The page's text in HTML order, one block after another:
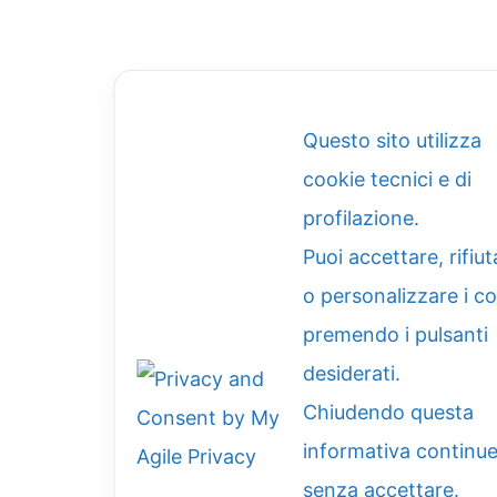
Questo sito utilizza
cookie tecnici e di
profilazione.
Puoi accettare,
o personalizzare i
premendo i pulsanti
desiderati.
Chiudendo questa
informativa
senza accettare.